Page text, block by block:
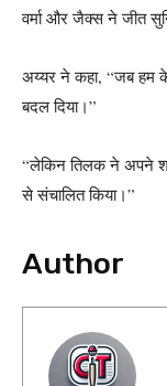
वर्मा और जैक्स ने जीत
अय्यर ने कहा, “जब
बदल दिया।”
“लेकिन तिलक ने अपने
से संचालित किया।”
Author